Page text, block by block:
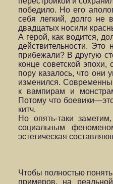
победило. Но его
себя легкий, долго не
двадцатых носили
А герой, как водится,
действительности.
прибежали? В другую
конце советской
пору казалось, что они
изменился.
к вампирам и
Потому что
китч.
Но опять-таки
социальным
эстетическая
Чтобы полностью
примеров, на